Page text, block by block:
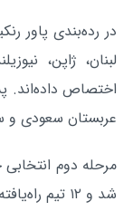
در رده‌بندی پاور
لبنان، ژاپن،
اختصاص داده‌اند.
عربستان سعودی و
شد و ۱۲